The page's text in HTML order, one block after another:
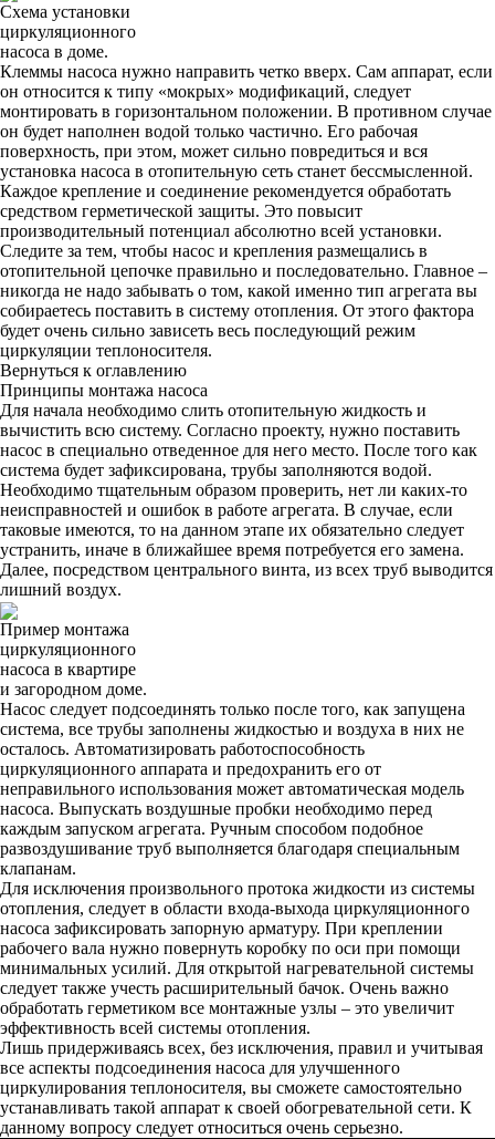
Схема установки
циркуляционного
насоса в доме.
Клеммы насоса нужно направить четко вверх. Сам аппарат, если
он относится к типу «мокрых» модификаций, следует
монтировать в горизонтальном положении. В противном случае
он будет наполнен водой только частично. Его рабочая
поверхность, при этом, может сильно повредиться и вся
установка насоса в отопительную сеть станет бессмысленной.
Каждое крепление и соединение рекомендуется обработать
средством герметической защиты. Это повысит
производительный потенциал абсолютно всей установки.
Следите за тем, чтобы насос и крепления размещались в
отопительной цепочке правильно и последовательно. Главное –
никогда не надо забывать о том, какой именно тип агрегата вы
собираетесь поставить в систему отопления. От этого фактора
будет очень сильно зависеть весь последующий режим
циркуляции теплоносителя.
Вернуться к оглавлению
Принципы монтажа насоса
Для начала необходимо слить отопительную жидкость и
вычистить всю систему. Согласно проекту, нужно поставить
насос в специально отведенное для него место. После того как
система будет зафиксирована, трубы заполняются водой.
Необходимо тщательным образом проверить, нет ли каких-то
неисправностей и ошибок в работе агрегата. В случае, если
таковые имеются, то на данном этапе их обязательно следует
устранить, иначе в ближайшее время потребуется его замена.
Далее, посредством центрального винта, из всех труб выводится
лишний воздух.
Пример монтажа
циркуляционного
насоса в квартире
и загородном доме.
Насос следует подсоединять только после того, как запущена
система, все трубы заполнены жидкостью и воздуха в них не
осталось. Автоматизировать работоспособность
циркуляционного аппарата и предохранить его от
неправильного использования может автоматическая модель
насоса. Выпускать воздушные пробки необходимо перед
каждым запуском агрегата. Ручным способом подобное
развоздушивание труб выполняется благодаря специальным
клапанам.
Для исключения произвольного протока жидкости из системы
отопления, следует в области входа-выхода циркуляционного
насоса зафиксировать запорную арматуру. При креплении
рабочего вала нужно повернуть коробку по оси при помощи
минимальных усилий. Для открытой нагревательной системы
следует также учесть расширительный бачок. Очень важно
обработать герметиком все монтажные узлы – это увеличит
эффективность всей системы отопления.
Лишь придерживаясь всех, без исключения, правил и учитывая
все аспекты подсоединения насоса для улучшенного
циркулирования теплоносителя, вы сможете самостоятельно
устанавливать такой аппарат к своей обогревательной сети. К
данному вопросу следует относиться очень серьезно.